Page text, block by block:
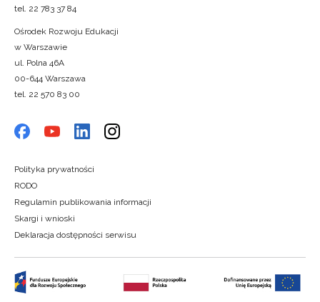
tel. 22 783 37 84
Ośrodek Rozwoju Edukacji
w Warszawie
ul. Polna 46A
00-644 Warszawa
tel. 22 570 83 00
Polityka prywatności
RODO
Regulamin publikowania informacji
Skargi i wnioski
Deklaracja dostępności serwisu